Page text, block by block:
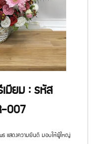
เมียม : รหัส
007
พร แสดงความยินดี มอบให้ผู้ใหญ่